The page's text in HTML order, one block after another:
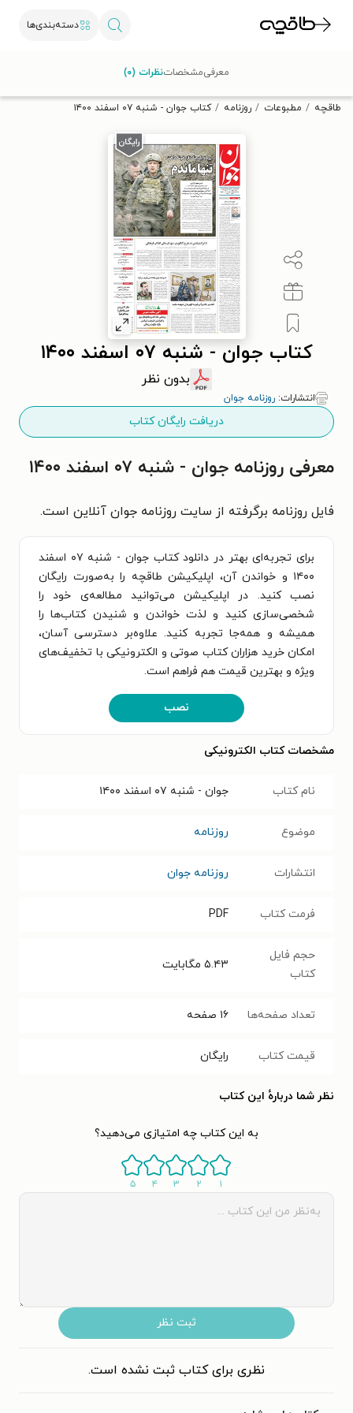
دسته‌بندی‌ها
تخفیف از طاقچه دریافت کن.
طاقچه مطبوعات روزنامه کتاب جوان - شنبه ۰۷ اسفند ۱۴۰۰
کتاب جوان - شنبه ۰۷ اسفند ۱۴۰۰
بدون نظر
انتشارات: روزنامه جوان
دریافت رایگان کتاب
معرفیمشخصاتنظرات (۰)
معرفی روزنامه جوان - شنبه ۰۷ اسفند ۱۴۰۰
فایل روزنامه برگرفته از سایت روزنامه جوان آنلاین است.
برای تجربه‌ای بهتر در دانلود کتاب جوان - شنبه ۰۷ اسفند
۱۴۰۰ و خواندن آن، اپلیکیشن طاقچه را به‌صورت رایگان
نصب کنید. در اپلیکیشن می‌توانید مطالعه‌ی خود را
شخصی‌سازی کنید و لذت خواندن و شنیدن کتاب‌ها را
همیشه و همه‌جا تجربه کنید. علاوه‌بر دسترسی آسان،
امکان خرید هزاران کتاب صوتی و الکترونیکی با تخفیف‌های
ویژه و بهترین قیمت هم فراهم است.
نصب
مشخصات کتاب الکترونیکی
نام کتاب جوان - شنبه ۰۷ اسفند ۱۴۰۰
موضوع روزنامه
انتشارات روزنامه جوان
فرمت کتاب PDF
حجم فایل
کتاب
۵.۴۳ مگابایت
تعداد صفحه‌ها ۱۶ صفحه
قیمت کتاب رایگان
نظر شما دربارهٔ این کتاب
به این کتاب چه امتیازی می‌دهید؟
۱ ۲ ۳ ۴ ۵
ثبت نظر
نظری برای کتاب ثبت نشده است.